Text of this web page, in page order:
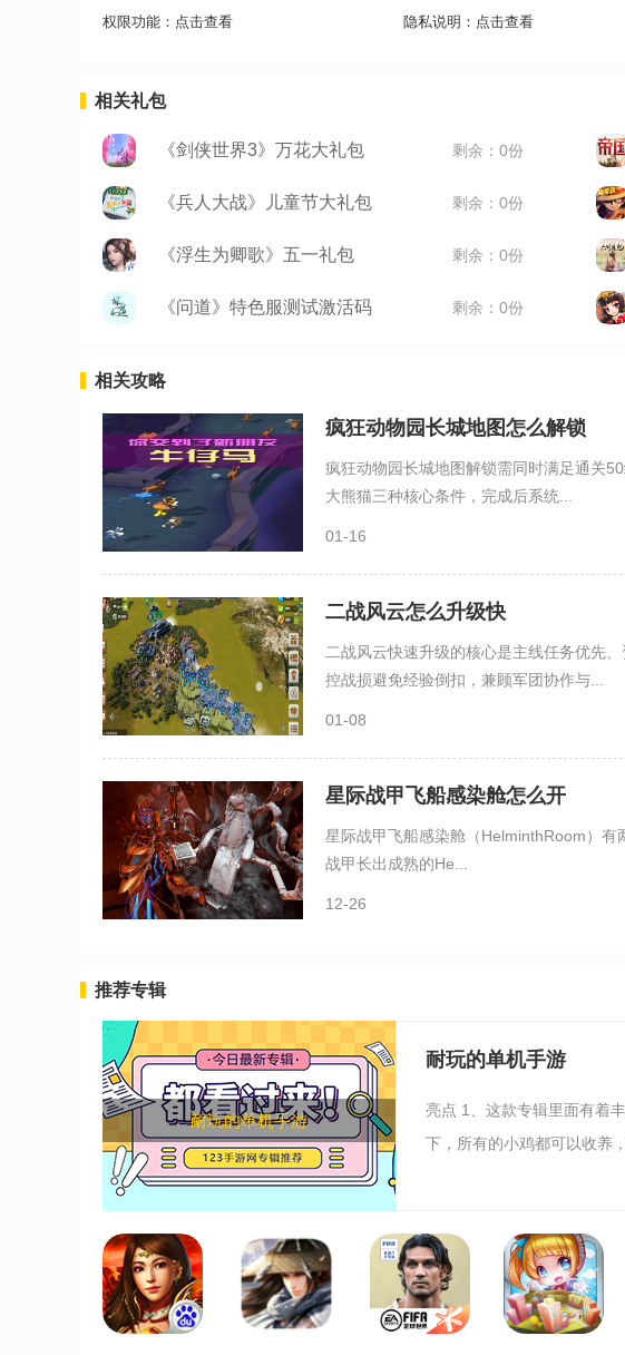
权限功能： 点击查看 隐私说明： 点击查看
相关礼包
《剑侠世界3》万花大礼包 剩余：0份
《兵人大战》儿童节大礼包 剩余：0份
《浮生为卿歌》五一礼包 剩余：0份
《问道》特色服测试激活码 剩余：0份
相关攻略
疯狂动物园长城地图怎么解锁
疯狂动物园长城地图解锁需同时满足通关
大熊猫三种核心条件，完成后系统...
01-16
二战风云怎么升级快
二战风云快速升级的核心是主线任务优先
控战损避免经验倒扣，兼顾军团协作与...
01-08
星际战甲飞船感染舱怎么开
星际战甲飞船感染舱（HelminthRoom）
战甲长出成熟的He...
12-26
推荐专辑
耐玩的单机手游
耐玩的单机手游
亮点 1、这款专辑里面有着
下，所有的小鸡都可以收养